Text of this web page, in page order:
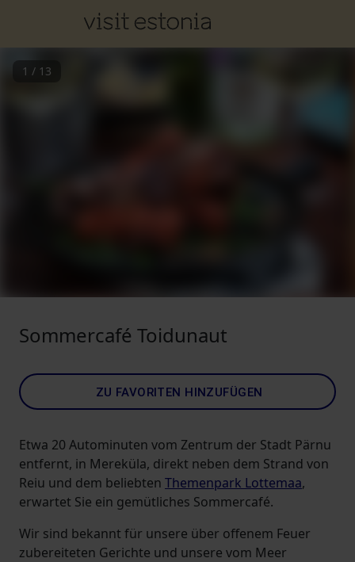
1 / 13
Sommercafé Toidunaut
ZU FAVORITEN HINZUFÜGEN
Etwa 20 Autominuten vom Zentrum der Stadt Pärnu
entfernt, in Mereküla, direkt neben dem Strand von
Reiu und dem beliebten Themenpark Lottemaa,
erwartet Sie ein gemütliches Sommercafé.
Wir sind bekannt für unsere über offenem Feuer
zubereiteten Gerichte und unsere vom Meer